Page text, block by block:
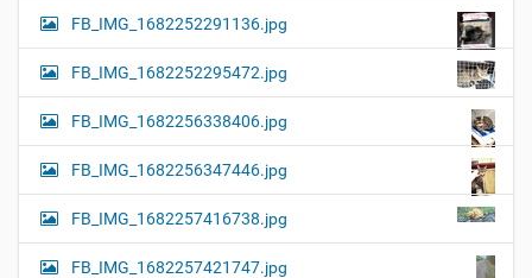
FB_IMG_1682252291136.jpg
FB_IMG_1682252295472.jpg
FB_IMG_1682256338406.jpg
FB_IMG_1682256347446.jpg
FB_IMG_1682257416738.jpg
FB_IMG_1682257421747.jpg